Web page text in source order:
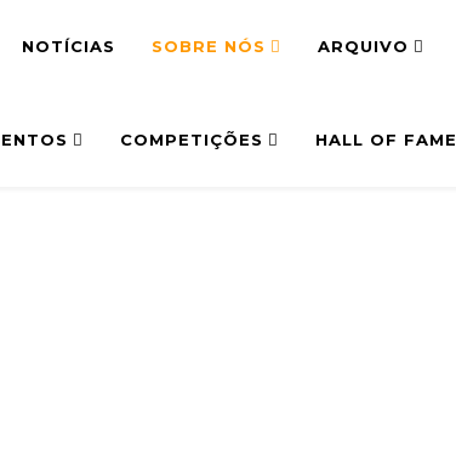
NOTÍCIAS SOBRE NÓS ARQUIVO
COMPETIÇÕES HALL OF FAME